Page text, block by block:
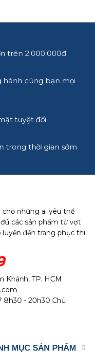
trên 2.000.000đ
hành cùng bạn mọi
tuyệt đối.
trong thời gian sớm
cho những ai yêu thể
các sản phẩm từ vợt
đến trang phục thi
Khánh, TP. HCM
8h30 - 20h30 Chủ
MỤC SẢN PHẨM